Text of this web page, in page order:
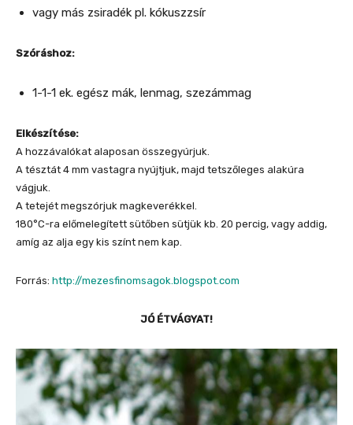
vagy más zsiradék pl. kókuszzsír
Szóráshoz:
1-1-1 ek. egész mák, lenmag, szezámmag
Elkészítése:
A hozzávalókat alaposan összegyúrjuk.
A tésztát 4 mm vastagra nyújtjuk, majd tetszőleges alakúra
vágjuk.
A tetejét megszórjuk magkeverékkel.
180°C-ra előmelegített sütőben sütjük kb. 20 percig, vagy addig,
amíg az alja egy kis színt nem kap.
Forrás: http://mezesfinomsagok.blogspot.com
JÓ ÉTVÁGYAT!